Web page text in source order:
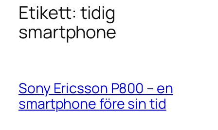
Etikett:tidig
smartphone
Sony Ericsson P800 – en
smartphone före sin tid